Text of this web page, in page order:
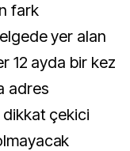
fark
yer alan
12 ayda bir kez
adres
dikkat çekici